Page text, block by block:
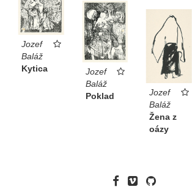
Jozef
Baláž
Kytica
Jozef
Baláž
Poklad
Jozef
Baláž
Žena z
oázy